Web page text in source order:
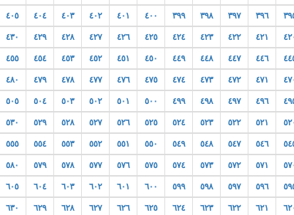
٣٩٦ ٣٩٧ ٣٩٨ ٣٩٩ ٤٠٠ ٤٠١ ٤٠٢ ٤٠٣ ٤٠٤ ٤٠٥
٤٢١ ٤٢٢ ٤٢٣ ٤٢٤ ٤٢٥ ٤٢٦ ٤٢٧ ٤٢٨ ٤٢٩ ٤٣٠
٤٤٦ ٤٤٧ ٤٤٨ ٤٤٩ ٤٥٠ ٤٥١ ٤٥٢ ٤٥٣ ٤٥٤ ٤٥٥
٤٧١ ٤٧٢ ٤٧٣ ٤٧٤ ٤٧٥ ٤٧٦ ٤٧٧ ٤٧٨ ٤٧٩ ٤٨٠
٤٩٦ ٤٩٧ ٤٩٨ ٤٩٩ ٥٠٠ ٥٠١ ٥٠٢ ٥٠٣ ٥٠٤ ٥٠٥
٥٢١ ٥٢٢ ٥٢٣ ٥٢٤ ٥٢٥ ٥٢٦ ٥٢٧ ٥٢٨ ٥٢٩ ٥٣٠
٥٤٦ ٥٤٧ ٥٤٨ ٥٤٩ ٥٥٠ ٥٥١ ٥٥٢ ٥٥٣ ٥٥٤ ٥٥٥
٥٧١ ٥٧٢ ٥٧٣ ٥٧٤ ٥٧٥ ٥٧٦ ٥٧٧ ٥٧٨ ٥٧٩ ٥٨٠
٥٩٦ ٥٩٧ ٥٩٨ ٥٩٩ ٦٠٠ ٦٠١ ٦٠٢ ٦٠٣ ٦٠٤ ٦٠٥
٦٢١ ٦٢٢ ٦٢٣ ٦٢٤ ٦٢٥ ٦٢٦ ٦٢٧ ٦٢٨ ٦٢٩ ٦٣٠